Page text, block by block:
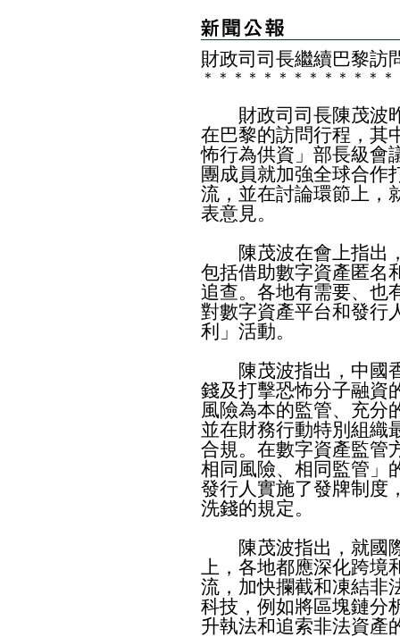
財政司司長繼續巴黎訪
＊ ＊ ＊ ＊ ＊ ＊ ＊ ＊ ＊ ＊ ＊ ＊ ＊
財政司司長陳茂波昨
在巴黎的訪問行程，其
怖行為供資」部長級會
團成員就加強全球合作
流，並在討論環節上，
表意見。
陳茂波在會上指出，
包括借助數字資產匿名
追查。各地有需要、也
對數字資產平台和發行
利」活動。
陳茂波指出，中國香
錢及打擊恐怖分子融資
風險為本的監管、充分
並在財務行動特別組織
合規。在數字資產監管
相同風險、相同監管」
發行人實施了發牌制度
洗錢的規定。
陳茂波指出，就國際
上，各地都應深化跨
流，加快攔截和凍結非
科技，例如將區塊鏈分
升執法和追索非法資產